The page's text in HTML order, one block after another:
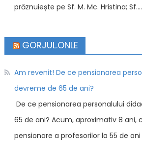
prăznuiește pe Sf. M. Mc. Hristina; Sf....
GORJUL.ONLE
Am revenit! De ce pensionarea
devreme de 65 de ani?
De ce pensionarea personalului
65 de ani? Acum, aproximativ 8 ani,
pensionare a profesorilor la 55 de